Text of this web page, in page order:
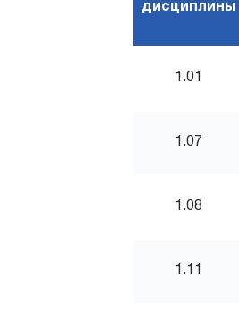
дисциплины
1.01
1.07
1.08
1.11